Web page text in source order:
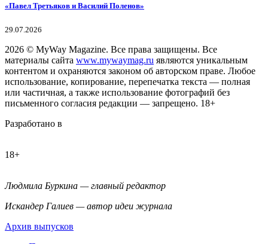
«Павел Третьяков и Василий Поленов»
29.07.2026
2026 © MyWay Magazine. Все права защищены. Все
материалы сайта www.mywaymag.ru являются уникальным
контентом и охраняются законом об авторском праве. Любое
использование, копирование, перепечатка текста — полная
или частичная, а также использование фотографий без
письменного согласия редакции — запрещено. 18+
Разработано в
18+
Людмила Буркина — главный редактор
Искандер Галиев — автор идеи журнала
Архив выпусков